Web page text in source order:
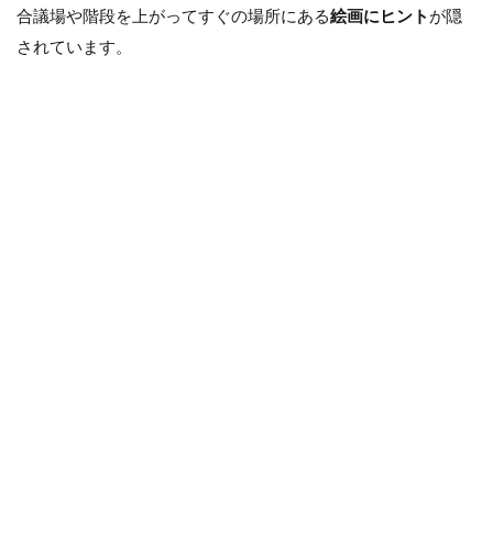
合議場や階段を上がってすぐの場所にある絵画にヒント が隠
されています。